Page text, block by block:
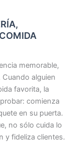
memorable,
alguien
favorita, la
comienza
en su puerta.
no sólo cuida lo
y fideliza clientes.